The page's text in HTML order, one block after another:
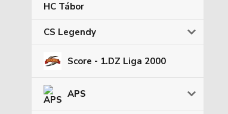
HC Tábor
CS Legendy
Score - 1.DZ Liga 2000
APS